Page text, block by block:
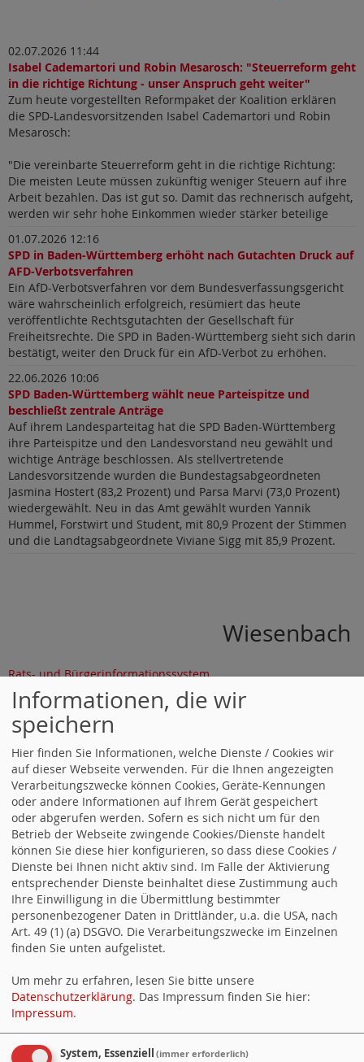
02.07.2026 11:44
Isabel Cademartori und Robin Mesarosch: "Steuerreform geht
in die richtige Richtung - unser Anspruch geht weiter"
Zum heute vorgestellten Reformpaket der Koalition erklären
die SPD-Landesvorsitzenden Isabel Cademartori und Robin
Mesarosch:
"Die vereinbarte Steuerreform geht in die richtige Richtung:
Die meisten Leute müssen zukünftig weniger Steuern auf ihre
Arbeit bezahlen. Das ist gut so. Damit das rechnerisch aufgeht,
werden wir sehr hohe Einkommen wieder stärker beteilige
01.07.2026 12:16
SPD in Baden-Württemberg erhöht nach Gutachten Druck auf
AFD-Verbotsverfahren
Ein AfD-Verbotsverfahren vor dem Bundesverfassungsgericht
wäre wahrscheinlich erfolgreich, resümiert das heute
veröffentlichte Rechtsgutachten der Gesellschaft für
Freiheitsrechte. Die SPD in Baden-Württemberg sieht sich darin
bestätigt, weiter den Druck für ein AfD-Verbot zu erhöhen.
22.06.2026 10:06
SPD Baden-Württemberg wählt neue Parteispitze und
beschließt zentrale Anträge
Auf ihrem Landesparteitag hat die SPD Baden-Württemberg
ihre Parteispitze und den Landesvorstand neu gewählt und
wichtige Anträge beschlossen. Als stellvertretende
Landesvorsitzende wurden die Bundestagsabgeordneten
Jasmina Hostert (83,2 Prozent) und Parsa Marvi (73,0 Prozent)
wiedergewählt. Neu in das Amt gewählt wurden Yannik
Hummel, Forstwirt und Student, mit 80,9 Prozent der Stimmen
und die Landtagsabgeordnete Viviane Sigg mit 85,9 Prozent.
Wiesenbach
Rats- und Bürgerinformationssystem
Neues aus Berlin
13.07.2026 09:38
Zusammen Zukunft schreiben.
Die SPD erarbeitet ein neues Grundsatzprogramm. Mach mit
und gestalte mit uns die Zukunft.
29.06.2026 22:00
Alle reden von der Rente. Wir sichern sie.
Rente ist mehr als Mathematik. Rente ist mehr als Demografie.
Rente ist eine entscheidende Frage der Gerechtigkeit.
Stark gegen rechts
Wir verteidigen unsere Demokratie - mit Haltung, klaren
Argumenten und unseren Werten: Freiheit. Gerechtigkeit.
Solidarität. Du willst mehr als zuschauen?
Informationen, die wir
speichern
Hier finden Sie Informationen, welche Dienste / Cookies wir
auf dieser Webseite verwenden. Für die Ihnen angezeigten
Verarbeitungszwecke können Cookies, Geräte-Kennungen
oder andere Informationen auf Ihrem Gerät gespeichert
oder abgerufen werden. Sofern es sich nicht um für den
Betrieb der Webseite zwingende Cookies/Dienste handelt
können Sie diese hier konfigurieren, so dass diese Cookies /
Dienste bei Ihnen nicht aktiv sind. Im Falle der Aktivierung
entsprechender Dienste beinhaltet diese Zustimmung auch
Ihre Einwilligung in die Übermittlung bestimmter
personenbezogener Daten in Drittländer, u.a. die USA, nach
Art. 49 (1) (a) DSGVO. Die Verarbeitungszwecke im Einzelnen
finden Sie unten aufgelistet.
Um mehr zu erfahren, lesen Sie bitte unsere
Datenschutzerklärung. Das Impressum finden Sie hier:
Impressum.
System, Essenziell (immer erforderlich)